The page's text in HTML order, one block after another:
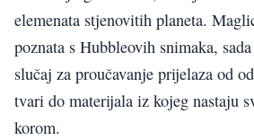
elemenata stjenovitih planeta.
poznata s Hubbleovih snimaka,
slučaj za proučavanje prijelaza od
tvari do materijala iz kojeg nastaju
korom.